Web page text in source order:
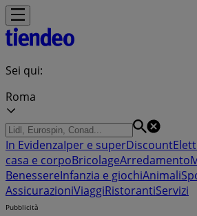
Sei qui:
Roma
In EvidenzaIper e superDiscount
casa e corpoBricolageArredamento
BenessereInfanzia e giochiAnimali
AssicurazioniViaggiRistorantiServizi
Pubblicità